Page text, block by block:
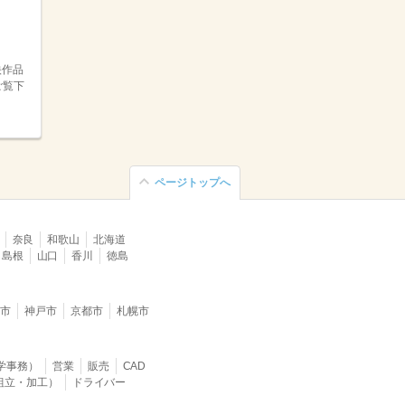
品
覧下
ページトップへ
奈良 和歌山
北海道
島根
山口 香川 徳島
神戸市 京都市 札幌市
務） 営業 販売
CAD
・加工）
ドライバー